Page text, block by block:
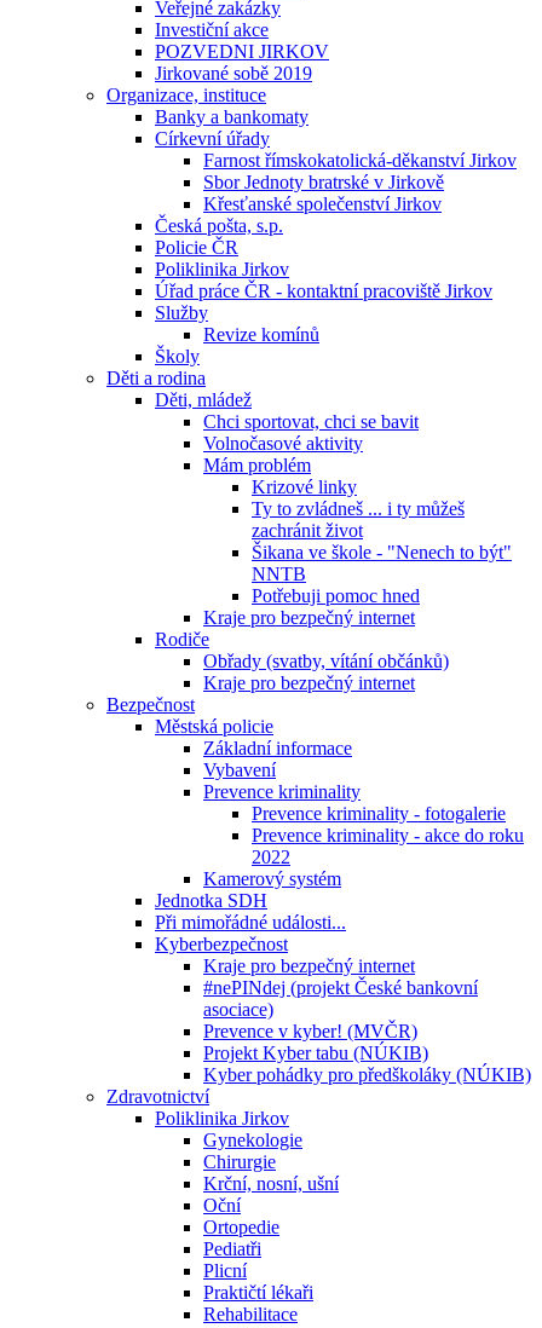
Veřejné zakázky
Investiční akce
POZVEDNI JIRKOV
Jirkované sobě 2019
Organizace, instituce
Banky a bankomaty
Církevní úřady
Farnost římskokatolická-děkanství Jirkov
Sbor Jednoty bratrské v Jirkově
Křesťanské společenství Jirkov
Česká pošta, s.p.
Policie ČR
Poliklinika Jirkov
Úřad práce ČR - kontaktní pracoviště Jirkov
Služby
Revize komínů
Školy
Děti a rodina
Děti, mládež
Chci sportovat, chci se bavit
Volnočasové aktivity
Mám problém
Krizové linky
Ty to zvládneš ... i ty můžeš
zachránit život
Šikana ve škole - "Nenech to být"
NNTB
Potřebuji pomoc hned
Kraje pro bezpečný internet
Rodiče
Obřady (svatby, vítání občánků)
Kraje pro bezpečný internet
Bezpečnost
Městská policie
Základní informace
Vybavení
Prevence kriminality
Prevence kriminality - fotogalerie
Prevence kriminality - akce do roku
2022
Kamerový systém
Jednotka SDH
Při mimořádné události...
Kyberbezpečnost
Kraje pro bezpečný internet
#nePINdej (projekt České bankovní
asociace)
Prevence v kyber! (MVČR)
Projekt Kyber tabu (NÚKIB)
Kyber pohádky pro předškoláky (NÚKIB)
Zdravotnictví
Poliklinika Jirkov
Gynekologie
Chirurgie
Krční, nosní, ušní
Oční
Ortopedie
Pediatři
Plicní
Praktičtí lékaři
Rehabilitace